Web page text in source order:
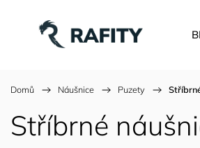
Domů / Náušnice / Puzety /
Stříbrné